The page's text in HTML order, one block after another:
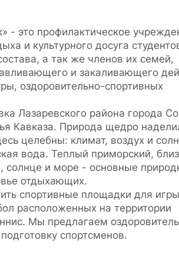
- это профилактическое
и культурного досуга
а так же членов их семей,
и закаливающего
оздоровительно-спортивных
Лазаревского района города
Кавказа. Природа щедро
целебны: климат, воздух и
вода. Теплый приморский,
солнце и море - основные
отдыхающих.
спортивные площадки для
расположенных на территории
Мы предлагаем
спортсменов.